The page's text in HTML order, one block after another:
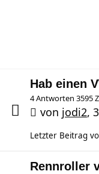
Hab einen
4 Antworten 3595
von jodi2,
Letzter Beitrag
Rennroller